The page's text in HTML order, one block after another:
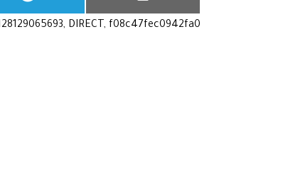
DIRECT, f08c47fec0942fa0